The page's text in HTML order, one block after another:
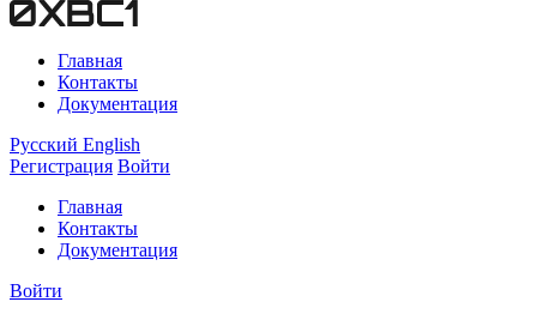
Главная
Контакты
Документация
Русский English
Регистрация Войти
Главная
Контакты
Документация
Войти